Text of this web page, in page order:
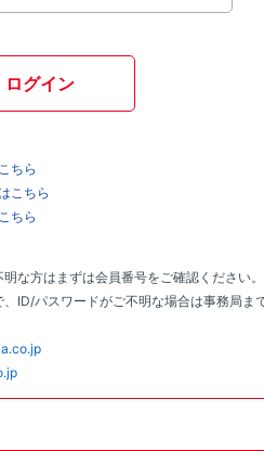
ログイン
ちら
こちら
ちら
な方はまずは会員番号をご確認ください。
ID/パスワードがご不明な場合は事務局ま